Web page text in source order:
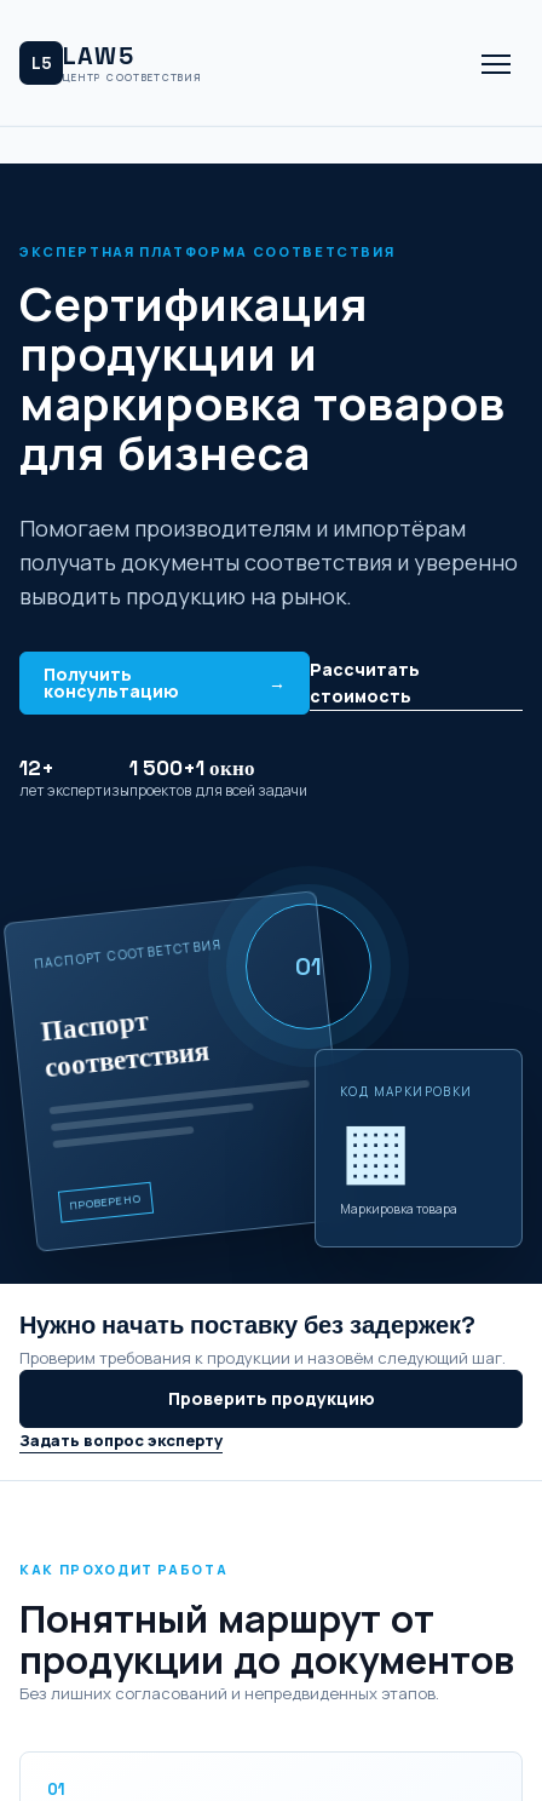
L5 LAW5
ЦЕНТР СООТВЕТСТВИЯ
ЭКСПЕРТНАЯ ПЛАТФОРМА СООТВЕТСТВИЯ
Сертификация
продукции и
маркировка товаров
для бизнеса
Помогаем производителям и импортёрам
получать документы соответствия и уверенно
выводить продукцию на рынок.
Получить
консультацию →
Рассчитать
стоимость
12+
лет экспертизы
1 500+
проектов
1 окно
для всей задачи
ПАСПОРТ СООТВЕТСТВИЯ
Паспорт
соответствия
ПРОВЕРЕНО
КОД МАРКИРОВКИ
▦
Маркировка товара
01
Нужно начать поставку без задержек?
Проверим требования к продукции и назовём следующий шаг.
Проверить продукцию
Задать вопрос эксперту
КАК ПРОХОДИТ РАБОТА
Понятный маршрут от
продукции до документов
Без лишних согласований и непредвиденных этапов.
01